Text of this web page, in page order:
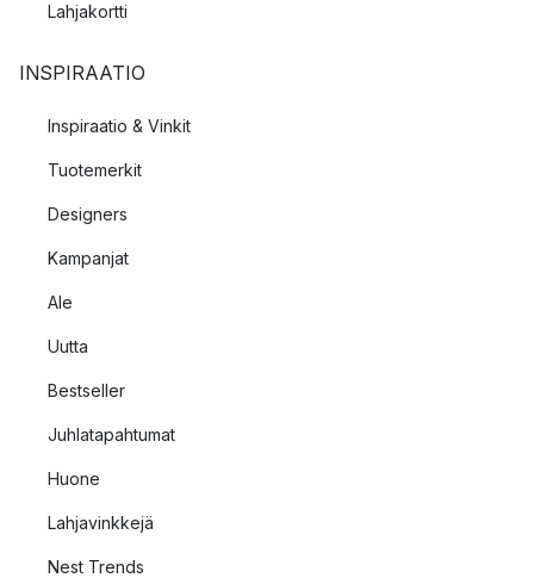
Lahjakortti
INSPIRAATIO
Inspiraatio & Vinkit
Tuotemerkit
Designers
Kampanjat
Ale
Uutta
Bestseller
Juhlatapahtumat
Huone
Lahjavinkkejä
Nest Trends